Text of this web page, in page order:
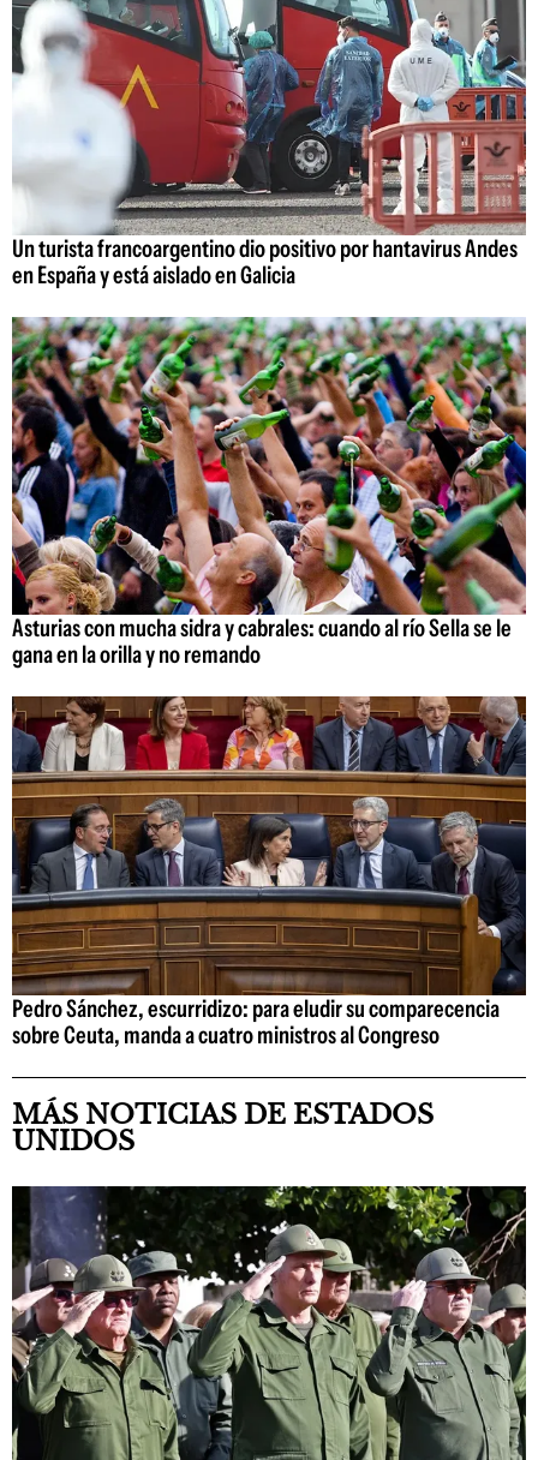
Un turista francoargentino dio positivo por hantavirus Andes
en España y está aislado en Galicia
Asturias con mucha sidra y cabrales: cuando al río Sella se le
gana en la orilla y no remando
Pedro Sánchez, escurridizo: para eludir su comparecencia
sobre Ceuta, manda a cuatro ministros al Congreso
MÁS NOTICIAS DE ESTADOS
UNIDOS